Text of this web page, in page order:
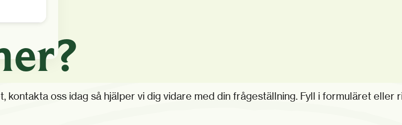
oss idag så hjälper vi dig vidare med din frågeställning. Fyll i formuläret eller